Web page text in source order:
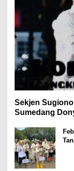
Sekjen
Sumedang